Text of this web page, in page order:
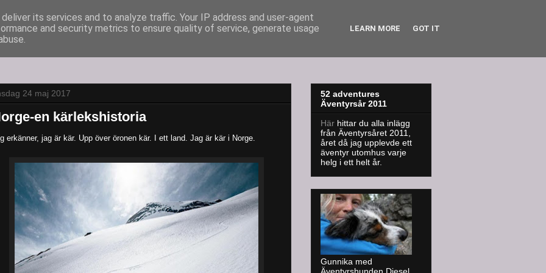
24 maj 2017
en kärlekshistoria
erkänner, jag är kär. Upp över öronen kär. I ett land. Jag är kär i Norge.
52 adventures
Äventyrsår 2011
Här hittar du alla inlägg
från Äventyrsåret 2011,
året då jag upplevde ett
äventyr utomhus varje
helg i ett helt år.
Gunnika med
its services and to analyze traffic. Your IP address and user-agent
and security metrics to ensure quality of service, generate usage
LEARN MORE GOT IT